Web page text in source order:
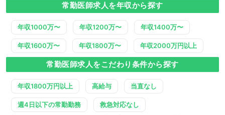
常勤医師求人を年収から探す
年収1000万〜 年収1200万〜 年収1400万〜
年収1600万〜 年収1800万〜 年収2000万円以上
常勤医師求人をこだわり条件から探す
年収1800万円以上 高給与 当直なし
週4日以下の常勤勤務 救急対応なし